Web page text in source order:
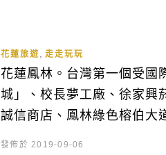
花蓮旅遊 走走玩玩
花蓮鳳林。台灣第一個受國
城」、校長夢工廠、徐家興
誠信商店、鳳林綠色榕伯大
發佈於 2019-09-06